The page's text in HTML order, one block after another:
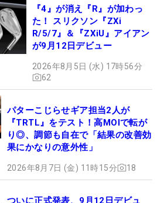
『4』が消え『R』が加わっ
た！ スリクソン『ZXi
R/5/7』＆『ZXiU』アイアン
が9月12日デビュー
2026年8月5日 (水) 17時56分
62
パターこじらせギア担当2人が
『TRTL』をテスト！高MOIで転が
り◎、調節も自在で「結果の改善効
果にかなりの意外性」
2026年8月7日 (金) 11時15分 18
ついに正式発表、9月12日デビュ